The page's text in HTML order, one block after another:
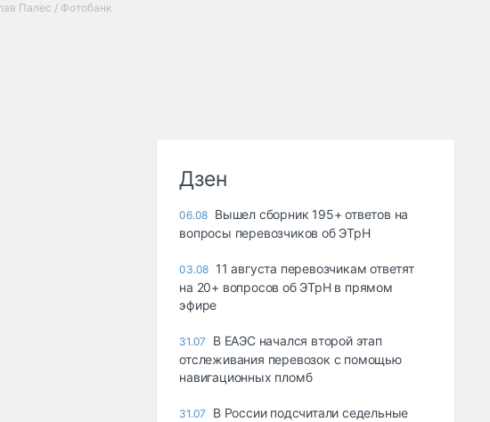
Палес / Фотобанк
Дзен
06.08 Вышел сборник 195+ ответов на
вопросы перевозчиков об ЭТрН
03.08 11 августа перевозчикам ответят
на 20+ вопросов об ЭТрН в прямом
эфире
31.07
В ЕАЭС начался второй этап
отслеживания перевозок с помощью
навигационных пломб
31.07
В России подсчитали седельные